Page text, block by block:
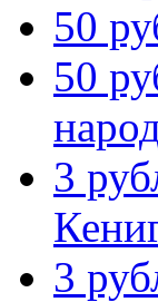
50
50
3
3